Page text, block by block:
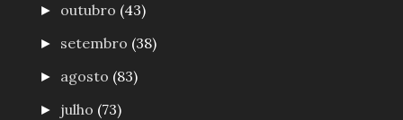
► outubro (43)
► setembro (38)
► agosto (83)
► julho (73)